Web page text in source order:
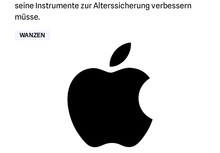
seine Instrumente zur Alterssicherung verbessern
müsse.
WANZEN